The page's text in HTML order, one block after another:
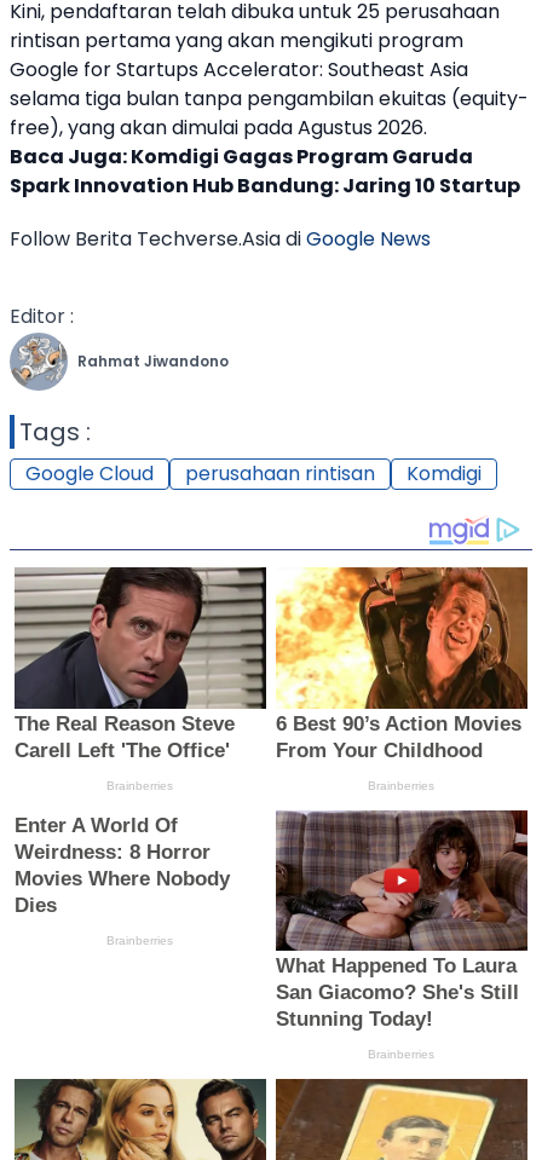
Kini, pendaftaran telah dibuka untuk 25 perusahaan
rintisan pertama yang akan mengikuti program
Google for Startups Accelerator: Southeast Asia
selama tiga bulan tanpa pengambilan ekuitas (equity-
free), yang akan dimulai pada Agustus 2026.
Baca Juga:Komdigi Gagas Program Garuda
Spark Innovation Hub Bandung: Jaring 10 Startup
Follow Berita Techverse.Asia diGoogle News
Editor :
Rahmat Jiwandono
Tags :
Google Cloud perusahaan rintisan Komdigi